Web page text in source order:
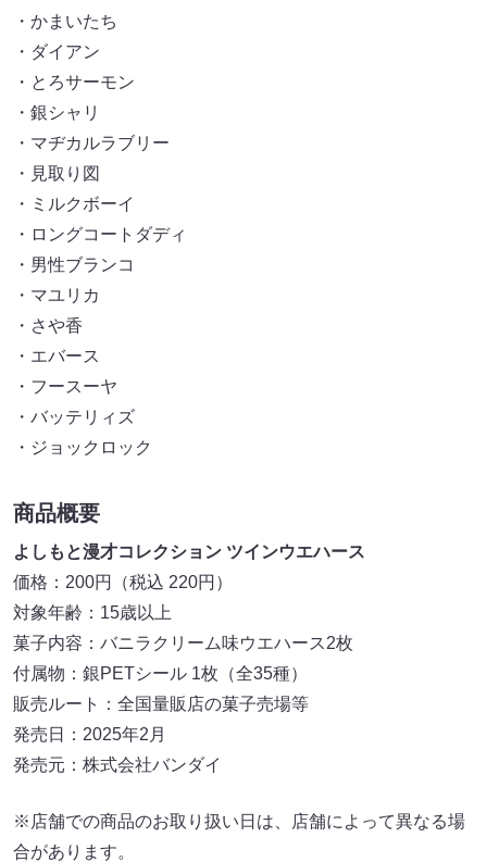
・かまいたち
・ダイアン
・とろサーモン
・銀シャリ
・マヂカルラブリー
・見取り図
・ミルクボーイ
・ロングコートダディ
・男性ブランコ
・マユリカ
・さや香
・エバース
・フースーヤ
・バッテリィズ
・ジョックロック
商品概要
よしもと漫才コレクション ツインウエハース
価格：200円（税込 220円）
対象年齢：15歳以上
菓子内容：バニラクリーム味ウエハース2枚
付属物：銀PETシール 1枚（全35種）
販売ルート：全国量販店の菓子売場等
発売日：2025年2月
発売元：株式会社バンダイ
※店舗での商品のお取り扱い日は、店舗によって異なる場
合があります。